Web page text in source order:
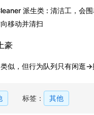
派生类 : 清洁工，会
移动并清扫
豪
似，但行为队列只有闲逛->
标签： 其他